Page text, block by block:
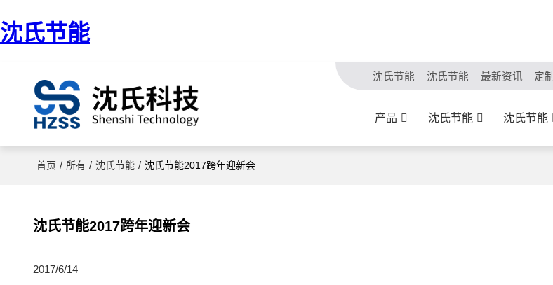
沈氏节能
沈氏节能 沈氏节能 最新资讯 定
产品 沈氏节能 沈氏节能
首页 / 所有 / 沈氏节能 / 沈氏节能2017跨年迎新会
沈氏节能2017跨年迎新会
2017/6/14